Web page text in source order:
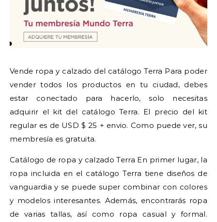
Vende ropa y calzado del catálogo Terra Para poder
vender todos los productos en tu ciudad, debes
estar conectado para hacerlo, solo necesitas
adquirir el kit del catálogo Terra. El precio del kit
regular es de USD $ 25 + envio. Como puede ver, su
membresía es gratuita.
Catálogo de ropa y calzado Terra En primer lugar, la
ropa incluida en el catálogo Terra tiene diseños de
vanguardia y se puede super combinar con colores
y modelos interesantes. Además, encontrarás ropa
de varias tallas, así como ropa casual y formal.